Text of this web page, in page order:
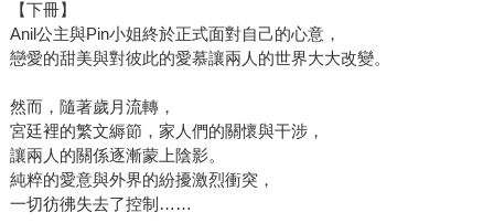
【下冊】
Anil公主與Pin小姐終於正式面對自己的心意，
戀愛的甜美與對彼此的愛慕讓兩人的世界大大改變。
然而，隨著歲月流轉，
宮廷裡的繁文縟節，家人們的關懷與干涉，
讓兩人的關係逐漸蒙上陰影。
純粹的愛意與外界的紛擾激烈衝突，
一切彷彿失去了控制……